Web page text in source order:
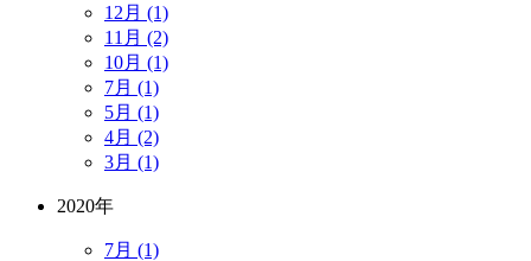
12月 (1)
11月 (2)
10月 (1)
7月 (1)
5月 (1)
4月 (2)
3月 (1)
2020年
7月 (1)